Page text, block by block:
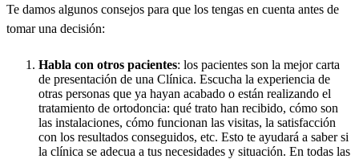
Te damos algunos consejos para que los tengas en cuenta antes de
tomar una decisión:
Habla con otros pacientes: los pacientes son la mejor carta
de presentación de una Clínica. Escucha la experiencia de
otras personas que ya hayan acabado o están realizando el
tratamiento de ortodoncia: qué trato han recibido, cómo son
las instalaciones, cómo funcionan las visitas, la satisfacción
con los resultados conseguidos, etc. Esto te ayudará a saber si
la clínica se adecua a tus necesidades y situación. En todas las